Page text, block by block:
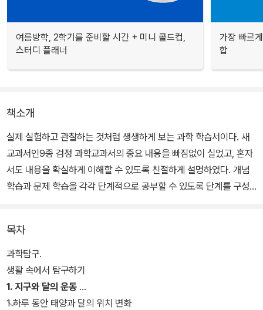
여름방학, 2학기를 준비할 시간 + 미니 콜드컵,
스터디 플래너
가장 빠르
합
책소개
실제 실험하고 관찰하는 것처럼 생생하게 보는 과학 학습서이다. 새
교과서인9종 검정 과학교과서의 중요 내용을 빠짐없이 실었고, 혼자
서도 내용을 확실하게 이해할 수 있도록 친절하게 설명하였다. 개념
학습과 문제 학습을 각각 단계적으로 공부할 수 있도록 단계를 구성
목차
과학탐구.
생활 속에서 탐구하기
1. 지구와 달의 운동
1 하루 동안 태양과 달의 위치 변화